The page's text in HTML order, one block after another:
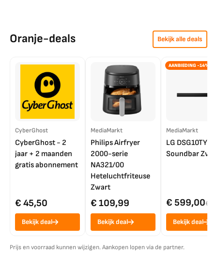
Oranje-deals Bekijk alle deals
CyberGhost
CyberGhost - 2
jaar + 2 maanden
gratis abonnement
€ 45,50
Bekijk deal
MediaMarkt
Philips Airfryer
2000-serie
NA321/00
Heteluchtfriteuse
Zwart
€ 109,99
Bekijk deal
AANBIEDING -14%
MediaMarkt
LG DSG10TY
Soundbar
€ 599,00€
Bekijk deal
Prijs en voorraad kunnen wijzigen. Aankopen lopen via de partner.